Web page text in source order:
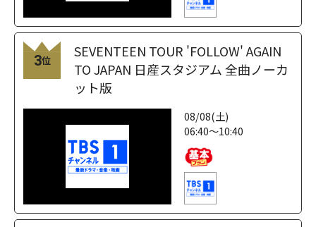
3位
SEVENTEEN TOUR 'FOLLOW' AGAIN
TO JAPAN 日産スタジアム 全曲ノーカ
ット版
08/08(土)
06:40～10:40